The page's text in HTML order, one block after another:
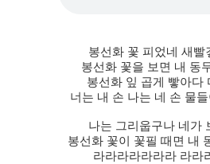
봉선화 꽃 피었네 새빨
봉선화 꽃을 보면 내 동
봉선화 잎 곱게 빻아다
너는 내 손 나는 네 손 물
나는 그리웁구나 네가
봉선화 꽃이 꽃필 때면 내
라라라라라라라 라라